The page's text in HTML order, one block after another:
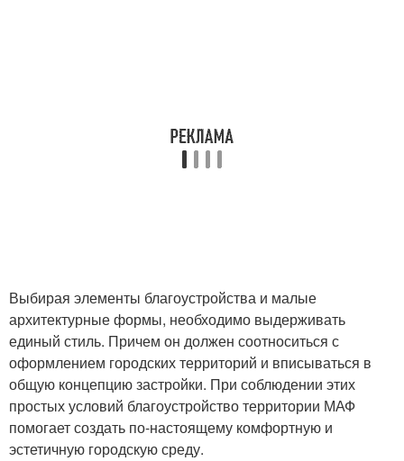
Выбирая элементы благоустройства и малые
архитектурные формы, необходимо выдерживать
единый стиль. Причем он должен соотноситься с
оформлением городских территорий и вписываться в
общую концепцию застройки. При соблюдении этих
простых условий благоустройство территории МАФ
помогает создать по-настоящему комфортную и
эстетичную городскую среду.